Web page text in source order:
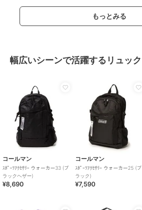
もっとみる
幅広いシーンで活躍するリュック
コールマン
ｽﾎﾟｰﾂｱｸｾｻﾘｰ ウォーカー33 (ブ
ラックヘザー)
¥8,690
コールマン
ｽﾎﾟｰﾂｱｸｾｻﾘｰ ウォーカー25 (ブ
ラック)
¥7,590